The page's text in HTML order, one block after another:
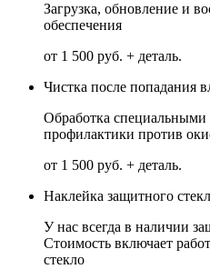
Загрузка, обновление и
обеспечения
от 1 500 руб. + деталь.
Чистка после попадания
Обработка специальными
профилактики против
от 1 500 руб. + деталь.
Наклейка защитного
У нас всегда в наличии
Стоимость включает
стекло